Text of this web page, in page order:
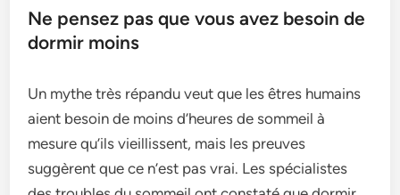
Ne pensez pas que vous avez besoin de
dormir moins
Un mythe très répandu veut que les êtres humains
aient besoin de moins d’heures de sommeil à
mesure qu’ils vieillissent, mais les preuves
suggèrent que ce n’est pas vrai. Les spécialistes